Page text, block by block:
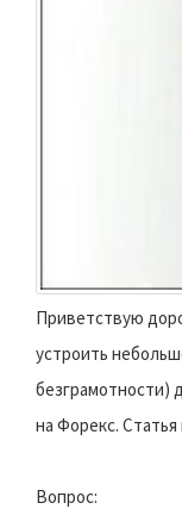
Приветствую
устроить
безграмотности)
на Форекс.
Вопрос: